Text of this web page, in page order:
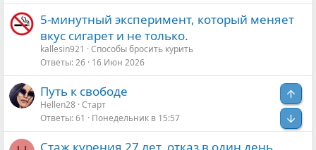
Все, как говориться, проще, чем вы думали.
Поэтому вы ничего не теряете, а даже наоборот, только
получаете.
Пока вы употребляете разную бяку, вы избегаете решения
вопросов, которые действительно влияют на вашу жизнь, и
вынуждены в силу отсутствия различения бороться со
следствиями.
о
5-минутный эксперимент, который меняет
вкус сигарет и не только.
kallesin921
Способы бросить курить
Ответы 26 16 Июн 2026
Путь к свободе
Hellen28 Старт
Ответы 61 Понедельник в 15:57
Стаж курения 27 лет, отказ в один день